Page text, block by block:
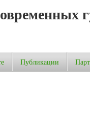
Публикации